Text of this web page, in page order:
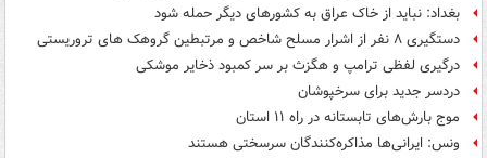
بغداد: نباید از خاک عراق به کشورهای دیگر حمله شود
دستگیری ۸ نفر از اشرار مسلح شاخص و مرتبطین گروهک های تروریستی
درگیری لفظی ترامپ و هگزث بر سر کمبود ذخایر موشکی
دردسر جدید برای سرخپوشان
موج بارش‌های تابستانه در راه ۱۱ استان
ونس: ایرانی‌ها مذاکره‌کنندگان سرسختی هستند